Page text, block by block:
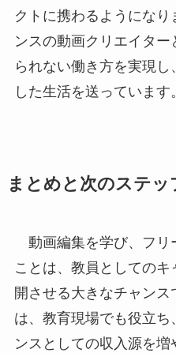
クトに携わるようにな
ンスの動画クリエイタ
られない働き方を実現
した生活を送っています。
まとめと次のステッ
動画編集を学び、フリ
ことは、教員としての
開させる大きなチャン
は、教育現場でも役立ち
ンスとしての収入源を